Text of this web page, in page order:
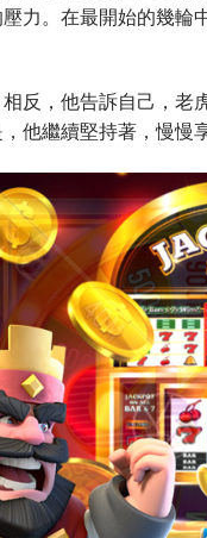
力。在最開始的幾
反，他告訴自己，老
他繼續堅持著，慢慢